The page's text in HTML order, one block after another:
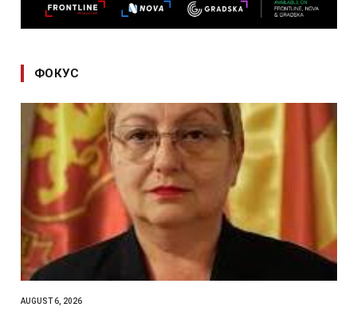
ФОКУС
AUGUST 6, 2026